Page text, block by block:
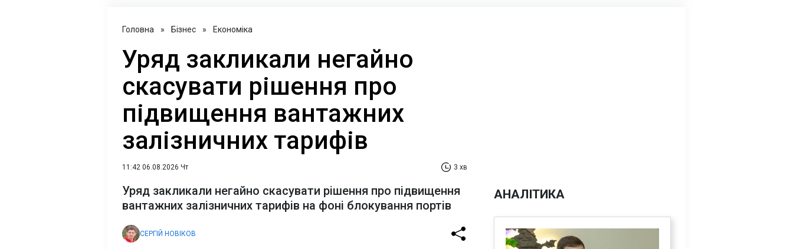
Головна » Бізнес » Економіка
Уряд закликали негайно
скасувати рішення про
підвищення вантажних
залізничних тарифів
11:42 06.08.2026 Чт 3 хв
Уряд закликали негайно скасувати рішення про підвищення
вантажних залізничних тарифів на фоні блокування портів
СЕРГІЙ НОВІКОВ
АНАЛІТИКА